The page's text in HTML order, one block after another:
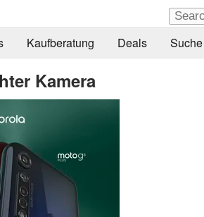
Kaufberatung Deals Suche
Kamera